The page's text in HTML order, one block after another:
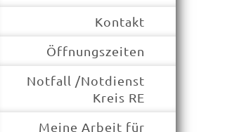
Kontakt
Öffnungszeiten
Notfall /Notdienst
Kreis RE
Meine Arbeit für